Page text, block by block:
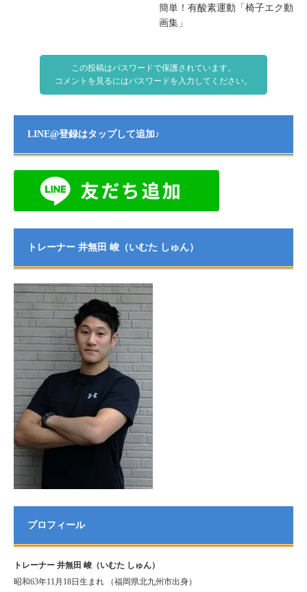
簡単！有酸素運動「椅子エク動
画集」
この投稿はパスワードで保護されています。
コメントを見るにはパスワードを入力してください。
LINE@登録はタップして追加♪
トレーナー 井無田 峻（いむた しゅん）
プロフィール
トレーナー 井無田 峻（いむた しゅん）
昭和63年11月18日生まれ （福岡県北九州市出身）